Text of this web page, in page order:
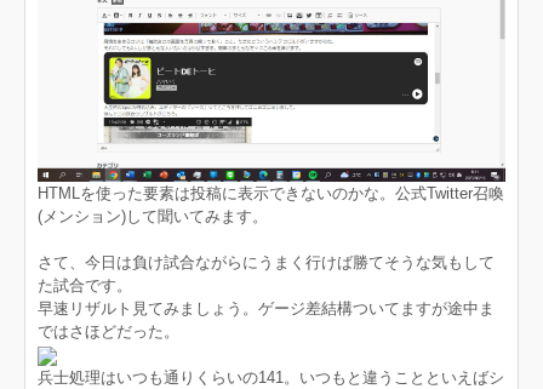
HTMLを使った要素は投稿に表示できないのかな。公式Twitter召喚
(メンション)して聞いてみます。
さて、今日は負け試合ながらにうまく行けば勝てそうな気もして
た試合です。
早速リザルト見てみましょう。ゲージ差結構ついてますが途中ま
ではさほどだった。
兵士処理はいつも通りくらいの141。いつもと違うことといえばシ